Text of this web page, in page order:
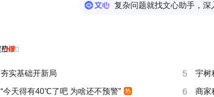
复杂问题就找文心助手，深

夯实基础开新局 5 宇树
“今天得有40℃了吧 为啥还不预警” 热 6 商家